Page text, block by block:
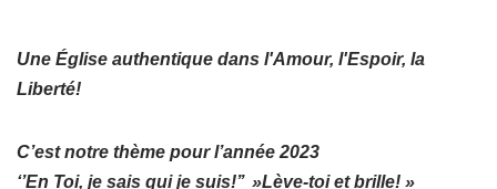
Une Église authentique dans l'Amour, l'Espoir, la
Liberté!
C’est notre thème pour l’année 2023
‘’En Toi, je sais qui je suis!’’ »Lève-toi et brille! »